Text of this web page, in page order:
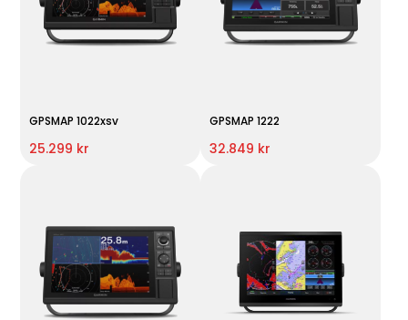
GPSMAP 1022xsv
25.299 kr
GPSMAP 1222
32.849 kr